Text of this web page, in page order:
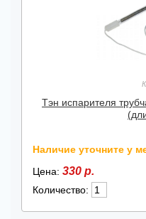
Тэн испарителя
Наличие уточните у
Цена: 330 р.
Количество: